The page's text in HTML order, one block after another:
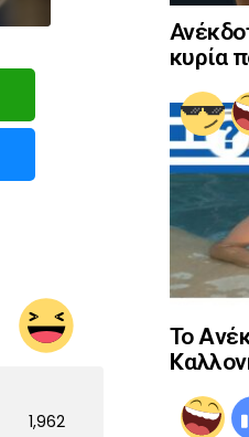
1,962
κυρία
Το